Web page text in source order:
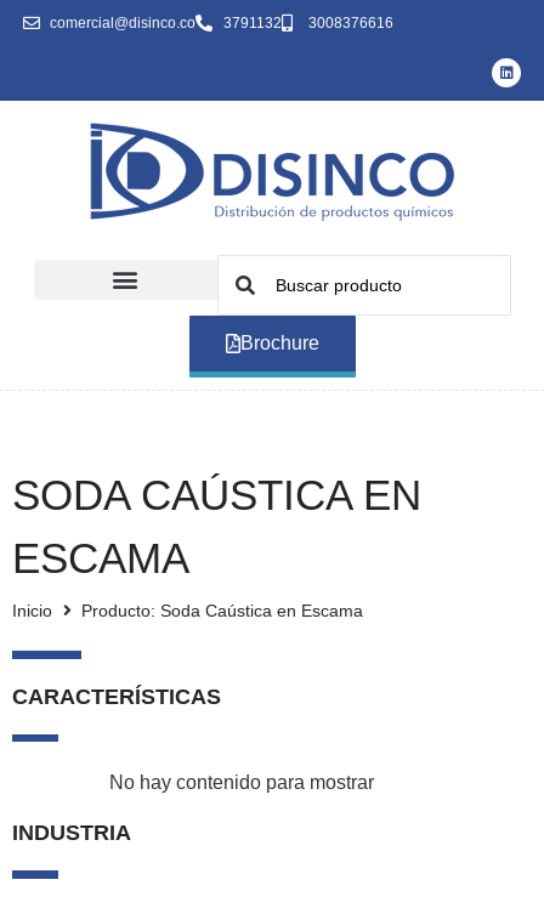
comercial@disinco.co 3791132 3008376616
Brochure
SODA CAÚSTICA EN
ESCAMA
Inicio Producto: Soda Caústica en Escama
CARACTERÍSTICAS
No hay contenido para mostrar
INDUSTRIA